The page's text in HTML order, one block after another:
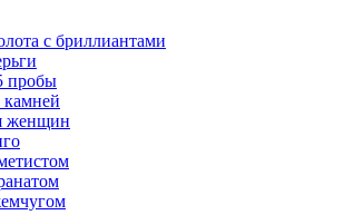
с бриллиантами
пробы
камней
женщин